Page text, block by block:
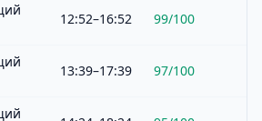
12:52–16:52 99/100
13:39–17:39 97/100